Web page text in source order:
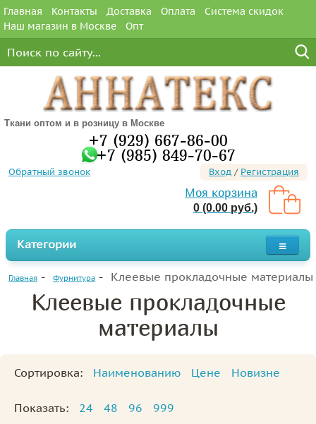
Главная Контакты Доставка Оплата
Система скидок
Наш магазин в Москве
Опт
Ткани оптом и в розницу в Москве
+7 (929) 667-86-00
+7 (985) 849-70-67
Обратный звонок Вход / Регистрация
Моя корзина
0 (0.00 руб.)
Категории
Главная Фурнитура Клеевые прокладочные материалы
Клеевые прокладочные
материалы
Сортировка: Наименованию Цене Новизне
Показать: 24 48 96 999